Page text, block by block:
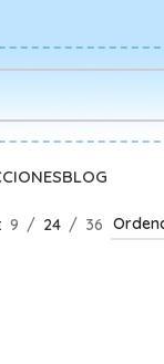
BLOG
9 24 36